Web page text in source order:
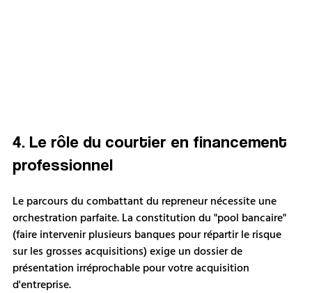
4. Le rôle du courtier en financement
professionnel
Le parcours du combattant du repreneur nécessite une
orchestration parfaite. La constitution du "pool bancaire"
(faire intervenir plusieurs banques pour répartir le risque
sur les grosses acquisitions) exige un dossier de
présentation irréprochable pour votre acquisition
d'entreprise.